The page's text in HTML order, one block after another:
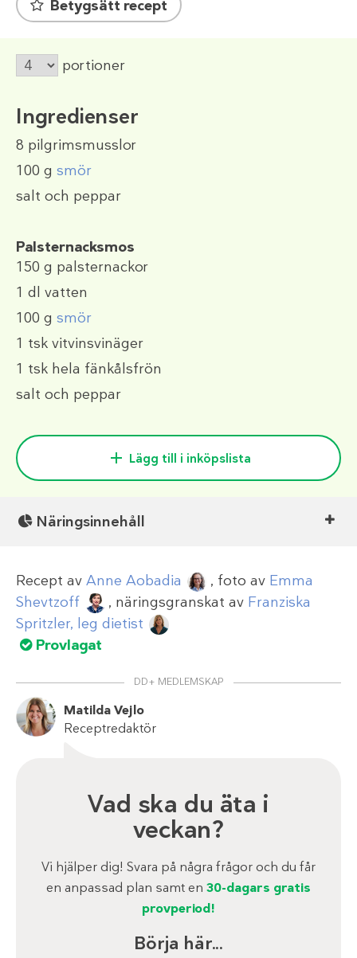
Betygsätt recept
portioner
Ingredienser
8 pilgrimsmusslor
100 g smör
salt och peppar
Palsternacksmos
150 g palsternackor
1 dl vatten
100 g smör
1 tsk vitvinsvinäger
1 tsk hela fänkålsfrön
salt och peppar
Lägg till i inköpslista
Näringsinnehåll
Recept av Anne Aobadia , foto av Emma
Shevtzoff
, näringsgranskat av Franziska
Spritzler, leg dietist
Provlagat
DD+ MEDLEMSKAP
Matilda Vejlo
Receptredaktör
Vad ska du äta i
veckan?
Vi hjälper dig! Svara på några frågor och du får
en anpassad plan samt en 30-dagars gratis
provperiod!
Börja här...